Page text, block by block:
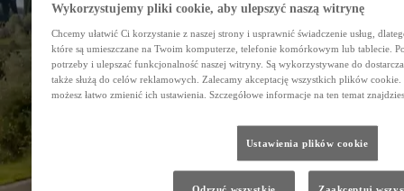
Wykorzystujemy pliki cookie, aby ulepszyć naszą witrynę
Chcemy ułatwić Ci korzystanie z naszej strony i usprawnić świadczenie usług,
które są umieszczane na Twoim komputerze, telefonie komórkowym lub tablecie.
potrzeby i ulepszać funkcjonalność naszej witryny. Są wykorzystywane do
także służą do celów reklamowych. Zalecamy akceptację wszystkich plików
możesz łatwo zmienić ich ustawienia. Szczegółowe informacje na ten temat
Ustawienia plików cookie
Odrzuć wszystkie Zaakceptuj